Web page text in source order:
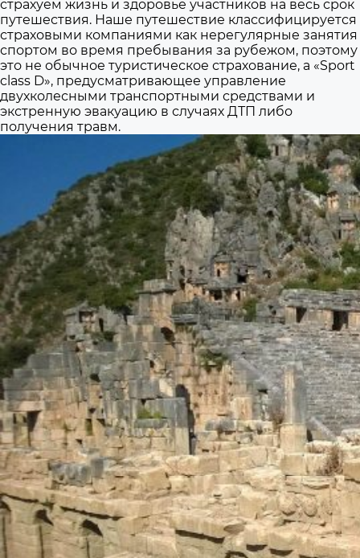
страхуем жизнь и здоровье участников на весь срок
путешествия. Наше путешествие классифицируется
страховыми компаниями как нерегулярные занятия
спортом во время пребывания за рубежом, поэтому
это не обычное туристическое страхование, а «Sport
class D», предусматривающее управление
двухколесными транспортными средствами и
экстренную эвакуацию в случаях ДТП либо
получения травм.